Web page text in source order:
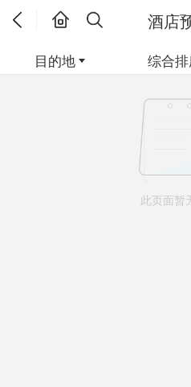
酒店
目的地 综合
此页面暂